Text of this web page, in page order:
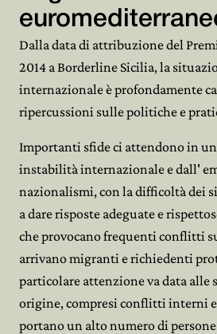
Alexander Langer
Archivio
Partecipa
Dalla data di attribuzione del
2014 a Borderline Sicilia, la
internazionale è profondamente
ripercussioni sulle politiche e
Importanti sfide ci attendono in
instabilità internazionale e dall'
nazionalismi, con la difficoltà dei
a dare risposte adeguate e
che provocano frequenti conflitti
arrivano migranti e richiedenti
particolare attenzione va data alle
origine, compresi conflitti interni
portano un alto numero di